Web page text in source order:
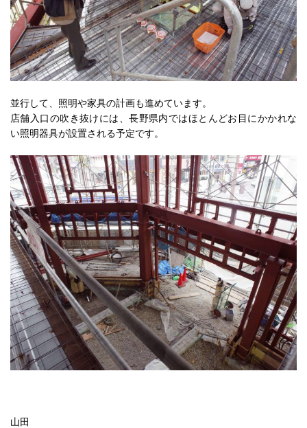
並行して、照明や家具の計画も進めています。
店舗入口の吹き抜けには、長野県内ではほとんどお目にかかれな
い照明器具が設置される予定です。
山田